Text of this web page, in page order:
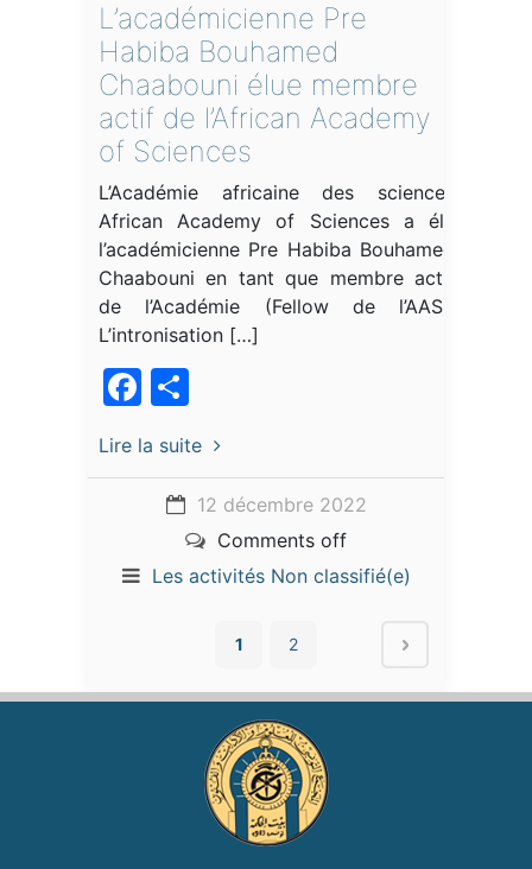
L’académicienne Pre
Habiba Bouhamed
Chaabouni élue membre
actif de l’African Academy
of Sciences
L’Académie africaine des sciences
African Academy of Sciences a élu
l’académicienne Pre Habiba Bouhamed
Chaabouni en tant que membre actif
de l’Académie (Fellow de l’AAS).
L’intronisation […]
Facebook
Lire la suite
12 décembre 2022
Comments off
Les activités Non classifié(e)
1 2